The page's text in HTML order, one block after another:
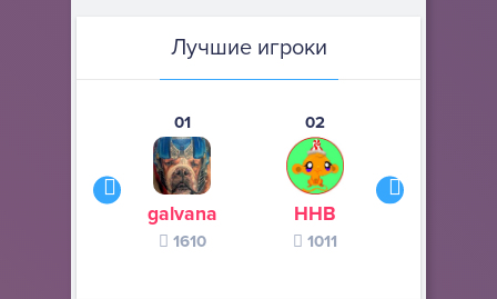
Лучшие игроки
01
galvana
1610
02
ННВ
1011